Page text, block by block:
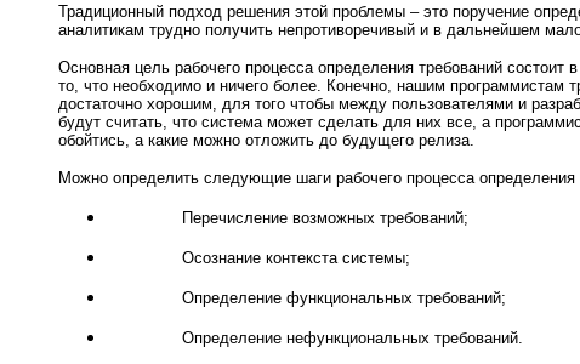
Традиционный подход решения этой проблемы – это поручение
аналитикам трудно получить непротиворечивый и в дальнейшем
Основная цель рабочего процесса определения требований
то, что необходимо и ничего более. Конечно, нашим программистам
достаточно хорошим, для того чтобы между пользователями и
будут считать, что система может сделать для них все, а
обойтись, а какие можно отложить до будущего релиза.
Можно определить следующие шаги рабочего процесса определения
Перечисление возможных требований;
Осознание контекста системы;
Определение функциональных требований;
Определение нефункциональных требований.